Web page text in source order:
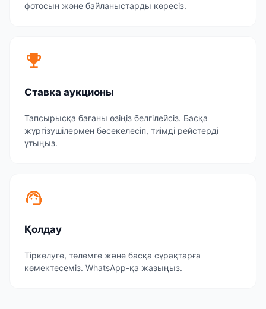
фотосын және байланыстарды көресіз.
emoji_events
Ставка аукционы
Тапсырысқа бағаны өзіңіз белгілейсіз. Басқа
жүргізушілермен бәсекелесіп, тиімді рейстерді
ұтыңыз.
support_agent
Қолдау
Тіркелуге, төлемге және басқа сұрақтарға
көмектесеміз. WhatsApp-қа жазыңыз.